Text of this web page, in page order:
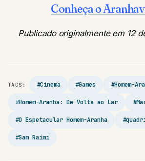
Conheça o
Publicado originalmente em 12
TAGS: #Cinema #Games #Homem-
#Homem-Aranha: De Volta ao Lar
#O Espetacular Homem-Aranha
#Sam Raimi